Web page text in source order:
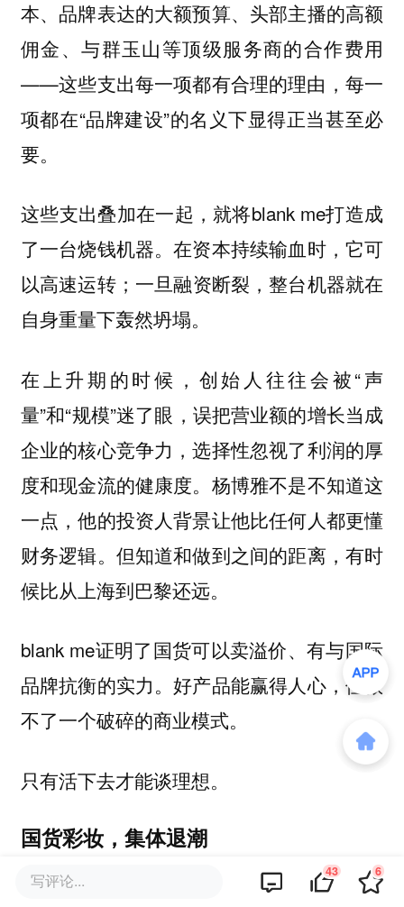
本、品牌表达的大额预算、头部主播的高额
佣金、与群玉山等顶级服务商的合作费用
——这些支出每一项都有合理的理由，每一
项都在“品牌建设”的名义下显得正当甚至必
要。
这些支出叠加在一起，就将blank me打造成
了一台烧钱机器。在资本持续输血时，它可
以高速运转；一旦融资断裂，整台机器就在
自身重量下轰然坍塌。
在上升期的时候，创始人往往会被“声
量”和“规模”迷了眼，误把营业额的增长当成
企业的核心竞争力，选择性忽视了利润的厚
度和现金流的健康度。杨博雅不是不知道这
一点，他的投资人背景让他比任何人都更懂
财务逻辑。但知道和做到之间的距离，有时
候比从上海到巴黎还远。
blank me证明了国货可以卖溢价、有与国际
品牌抗衡的实力。好产品能赢得人心，但救
不了一个破碎的商业模式。
只有活下去才能谈理想。
国货彩妆，集体退潮
blank me不是第一个倒下的，也绝不会是最
写评论... 43 6